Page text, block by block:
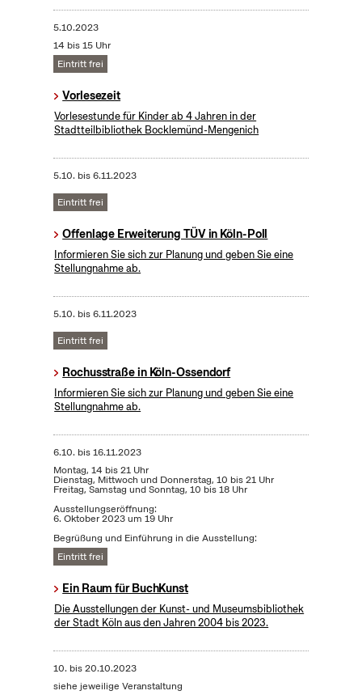
5.10.2023
14 bis 15 Uhr
Eintritt frei
Vorlesezeit
Vorlesestunde für Kinder ab 4 Jahren in der
Stadtteilbibliothek Bocklemünd-Mengenich
5.10. bis6.11.2023
Eintritt frei
Offenlage Erweiterung TÜV in Köln-Poll
Informieren Sie sich zur Planung und geben Sie eine
Stellungnahme ab.
5.10. bis6.11.2023
Eintritt frei
Rochusstraße in Köln-Ossendorf
Informieren Sie sich zur Planung und geben Sie eine
Stellungnahme ab.
6.10. bis16.11.2023
Montag, 14 bis 21 Uhr
Dienstag, Mittwoch und Donnerstag, 10 bis 21 Uhr
Freitag, Samstag und Sonntag, 10 bis 18 Uhr
Ausstellungseröffnung:
6. Oktober 2023 um 19 Uhr
Begrüßung und Einführung in die Ausstellung:
Eintritt frei
Ein Raum für BuchKunst
Die Ausstellungen der Kunst- und Museumsbibliothek
der Stadt Köln aus den Jahren 2004 bis 2023.
10. bis20.10.2023
siehe jeweilige Veranstaltung